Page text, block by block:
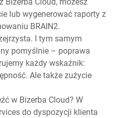
lub wygenerować raporty z
BRAIN2.
I tym samym
pomyślnie – poprawa
każdy wskaźnik:
Ale także zużycie
w Bizerba Cloud? W
do dyspozycji klienta